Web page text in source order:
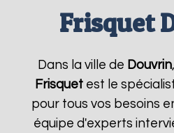
Frisquet
Dans la ville de Douvrin,
Frisquet est le
pour tous vos besoins
équipe d'experts